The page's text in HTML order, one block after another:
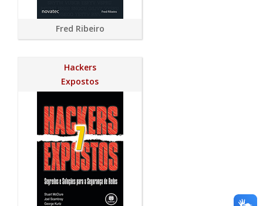
Fred Ribeiro
Hackers
Expostos